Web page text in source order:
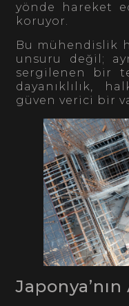
yönde hareket
koruyor.
Bu mühendislik
unsuru değil;
sergilenen bir
dayanıklılık,
güven verici bir